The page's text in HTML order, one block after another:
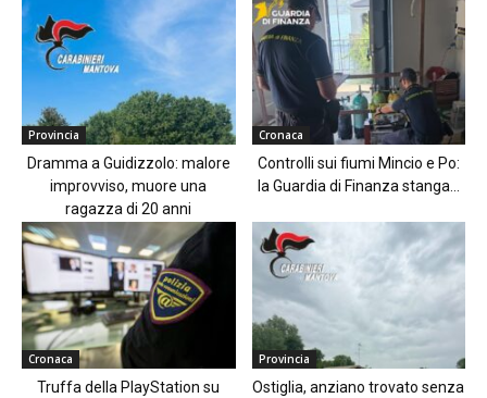
Provincia
Dramma a Guidizzolo: malore
improvviso, muore una
ragazza di 20 anni
Cronaca
Controlli sui fiumi Mincio e Po:
la Guardia di Finanza stanga...
Cronaca
Truffa della PlayStation su
Provincia
Ostiglia, anziano trovato senza